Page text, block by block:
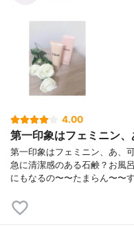
4.00
第一印象はフェミニン
第一印象はフェミニン、あ、
急に清潔感のある石鹸？お風
にもなるの〜〜たまらん〜〜